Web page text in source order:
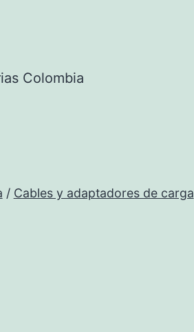
/ Cables y adaptadores de carga